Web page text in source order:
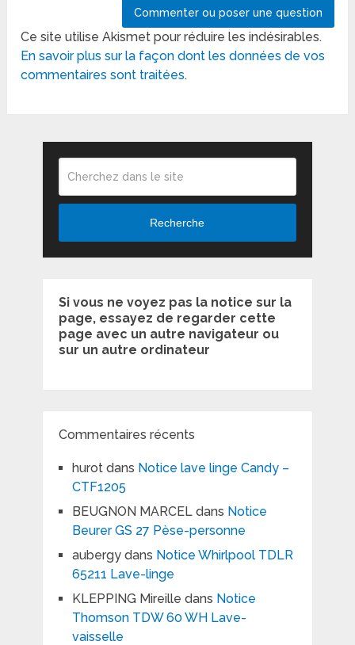
Ce site utilise Akismet pour réduire les indésirables.
En savoir plus sur la façon dont les données de vos
commentaires sont traitées.
Recherche
Si vous ne voyez pas la notice sur la
page, essayez de regarder cette
page avec un autre navigateur ou
sur un autre ordinateur
Commentaires récents
hurotdans Notice lave linge Candy –
CTF1205
BEUGNON MARCELdans Notice
Beurer GS 27 Pèse-personne
aubergydans Notice Whirlpool TDLR
65211 Lave-linge
KLEPPING Mireille dans Notice
Thomson TDW 60 WH Lave-
vaisselle